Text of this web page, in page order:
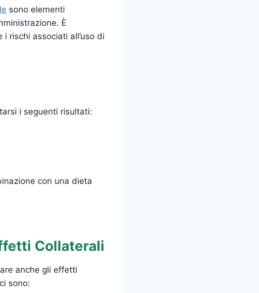
sono elementi
È
rischi associati all’uso di
i seguenti risultati:
con una dieta
Collaterali
anche gli effetti
sono: